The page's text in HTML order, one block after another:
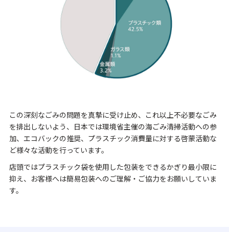
この深刻なごみの問題を真摯に受け止め、これ以上不必要なごみ
を排出しないよう、日本では環境省主催の海ごみ清掃活動への参
加、エコバックの推奨、プラスチック消費量に対する啓蒙活動な
ど様々な活動を行っています。
店頭ではプラスチック袋を使用した包装をできるかぎり最小限に
抑え、お客様へは簡易包装へのご理解・ご協力をお願いしていま
す。